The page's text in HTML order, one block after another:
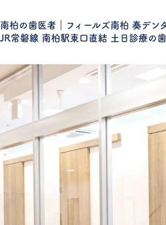
南柏の歯医者｜フィールズ南柏 奏デン
JR常磐線 南柏駅東口直結 土日診療の